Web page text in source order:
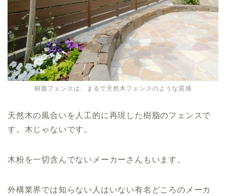
樹脂フェンスは、まるで天然木フェンスのような質感
天然木の風合いを人工的に再現した樹脂のフェンスで
す。木じゃないです。
木粉を一切含んでないメーカーさんもいます。
外構業界では知らない人はいない有名どころのメーカ